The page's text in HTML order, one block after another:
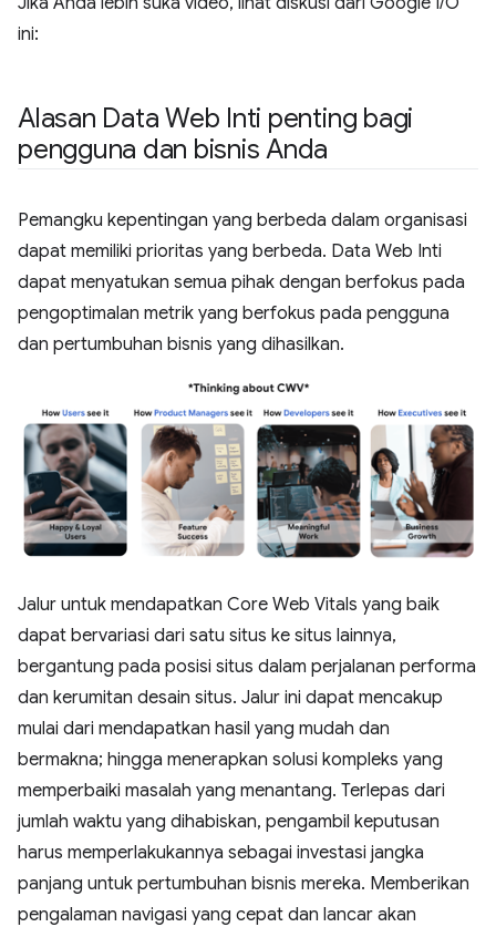
ini:
Alasan Data Web Inti penting bagi
pengguna dan bisnis Anda
Pemangku kepentingan yang berbeda dalam organisasi
dapat memiliki prioritas yang berbeda. Data Web Inti
dapat menyatukan semua pihak dengan berfokus pada
pengoptimalan metrik yang berfokus pada pengguna
dan pertumbuhan bisnis yang dihasilkan.
Jalur untuk mendapatkan Core Web Vitals yang baik
dapat bervariasi dari satu situs ke situs lainnya,
bergantung pada posisi situs dalam perjalanan performa
dan kerumitan desain situs. Jalur ini dapat mencakup
mulai dari mendapatkan hasil yang mudah dan
bermakna; hingga menerapkan solusi kompleks yang
memperbaiki masalah yang menantang. Terlepas dari
jumlah waktu yang dihabiskan, pengambil keputusan
harus memperlakukannya sebagai investasi jangka
panjang untuk pertumbuhan bisnis mereka. Memberikan
pengalaman navigasi yang cepat dan lancar akan